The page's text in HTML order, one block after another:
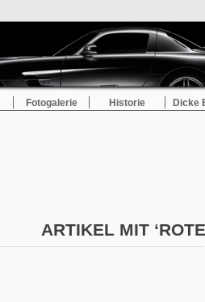
Fotogalerie Historie Dicke
ARTIKEL MIT